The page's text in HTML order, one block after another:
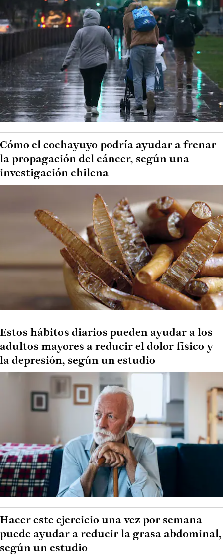
Cómo el cochayuyo podría ayudar a frenar
la propagación del cáncer, según una
investigación chilena
Estos hábitos diarios pueden ayudar a los
adultos mayores a reducir el dolor físico y
la depresión, según un estudio
Hacer este ejercicio una vez por semana
puede ayudar a reducir la grasa abdominal,
según un estudio